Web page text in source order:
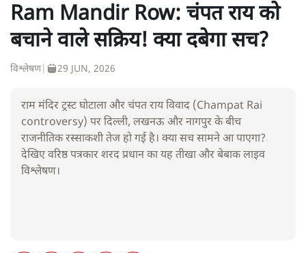
Ram Mandir Row: चंपत राय को
बचाने वाले सक्रिय! क्या दबेगा सच?
विश्लेषण| 29 JUN, 2026
राम मंदिर ट्रस्ट घोटाला और चंपत राय विवाद (Champat Rai
controversy) पर दिल्ली, लखनऊ और नागपुर के बीच
राजनीतिक रस्साकशी तेज हो गई है। क्या सच सामने आ पाएगा?
देखिए वरिष्ठ पत्रकार शरद प्रधान का यह तीखा और बेबाक लाइव
विश्लेषण।